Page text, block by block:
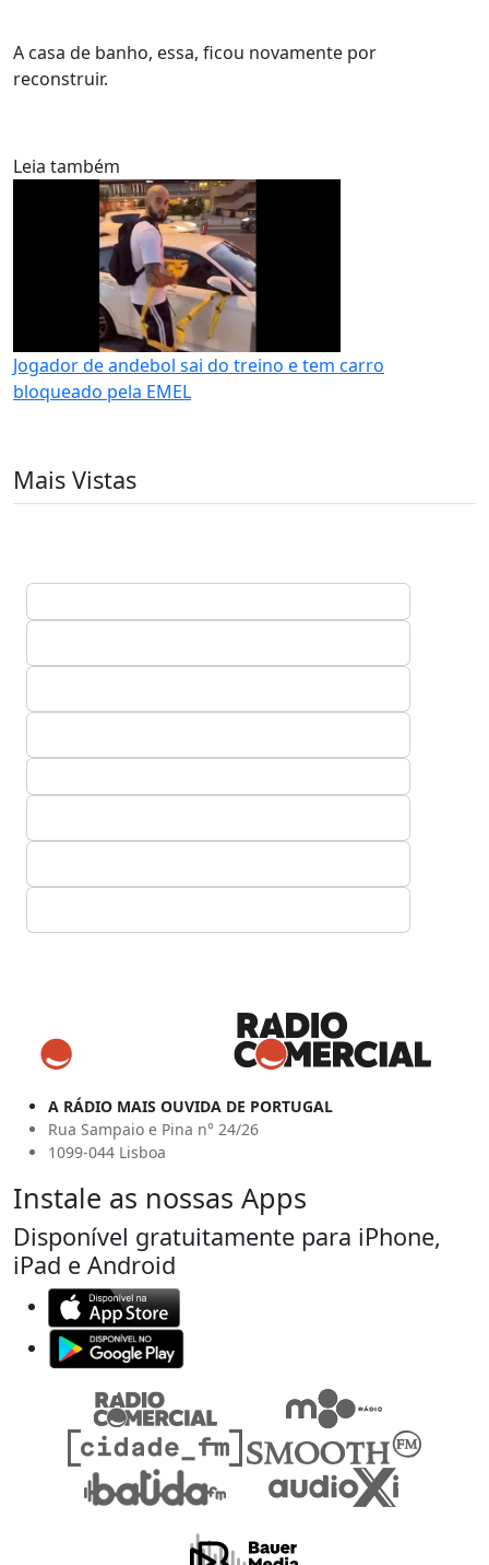
A casa de banho, essa, ficou novamente por
reconstruir.
Leia também
Jogador de andebol sai do treino e tem carro
bloqueado pela EMEL
Mais Vistas
A RÁDIO MAIS OUVIDA DE PORTUGAL
Rua Sampaio e Pina n° 24/26
1099-044 Lisboa
Instale as nossas Apps
Disponível gratuitamente para iPhone,
iPad e Android